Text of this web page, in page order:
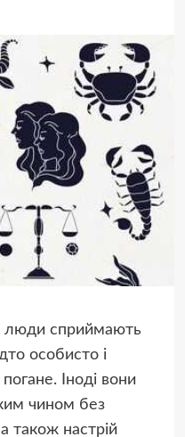
люди сприймають
особисто і
Іноді вони
чином без
також настрій